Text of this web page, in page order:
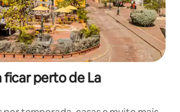
ficar perto de La